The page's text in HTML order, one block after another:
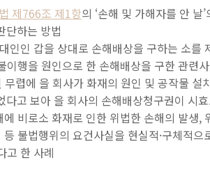
제766조 제1항의 ‘손해 및 가해자를 안 날
단하는 방법
인인 갑을 상대로 손해배상을 구하는 소를
행을 원인으로 한 손해배상을 구한 관련
렵에 을 회사가 화재의 원인 및 공작물 설
고 보아 을 회사의 손해배상청구권이 시
비로소 화재로 인한 위법한 손해의 발생,
불법행위의 요건사실을 현실적·구체적으
고 한 사례